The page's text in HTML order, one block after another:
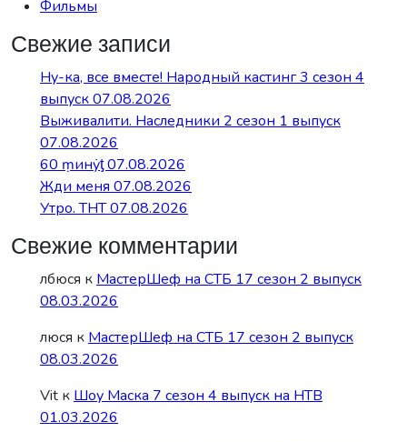
Фильмы
Свежие записи
Ну-ка, все вместе! Народный кастинг 3 сезон 4
выпуск 07.08.2026
Выживалити. Наследники 2 сезон 1 выпуск
07.08.2026
60 ṃинẏƫ 07.08.2026
Жди меня 07.08.2026
Утро. ТНТ 07.08.2026
Свежие комментарии
лбюся к МастерШеф на СТБ 17 сезон 2 выпуск
08.03.2026
люся к МастерШеф на СТБ 17 сезон 2 выпуск
08.03.2026
Vit к Шоу Маска 7 сезон 4 выпуск на НТВ
01.03.2026